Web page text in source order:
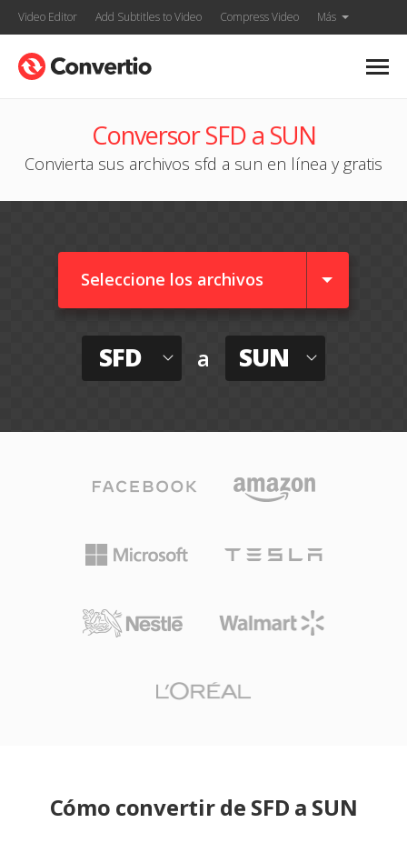
Video Editor Add Subtitles to Video Compress Video Más
Conversor SFD a SUN
Convierta sus archivos sfd a sun en línea y gratis
Seleccione los archivos
SFD a SUN
Cómo convertir de SFD a SUN